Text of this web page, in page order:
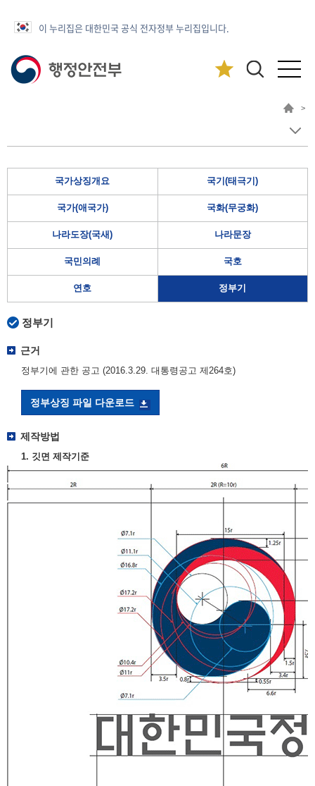
이 누리집은 대한민국 공식 전자정부 누리집입니다.
>
국가상징개요 국기(태극기)
국가(애국가) 국화(무궁화)
나라도장(국새) 나라문장
국민의례 국호
연호 정부기
정부기
근거
정부기에 관한 공고 (2016.3.29. 대통령공고 제264호)
정부상징 파일 다운로드
제작방법
1. 깃면 제작기준